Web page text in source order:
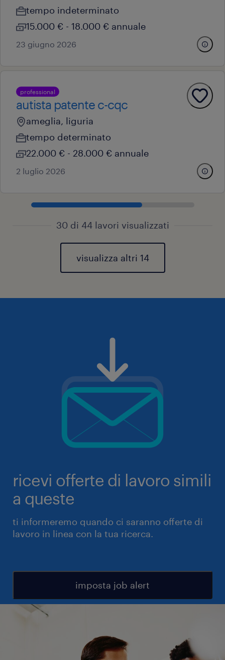
tempo indeterminato
15.000 € - 18.000 € annuale
23 giugno 2026
professional
autista patente c-cqc
ameglia, liguria
tempo determinato
22.000 € - 28.000 € annuale
2 luglio 2026
30 di 44 lavori visualizzati
visualizza altri 14
ricevi offerte di lavoro simili
a queste
ti informeremo quando ci saranno offerte di
lavoro in linea con la tua ricerca.
imposta job alert